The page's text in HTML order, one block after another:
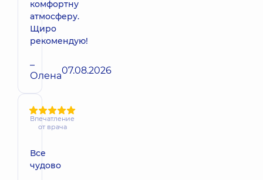
комфортну
атмосферу.
Щиро
рекомендую!
–
Олена07.08.2026
Впечатление
от врача
Все
чудово